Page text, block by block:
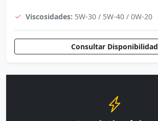
Viscosidades: 5W-30 / 5W-40 / 0W-20
Consultar Disponibilidad